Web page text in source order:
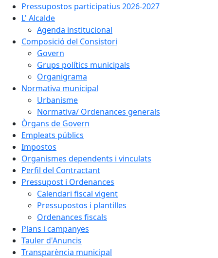
Pressupostos participatius 2026-2027
L' Alcalde
Agenda institucional
Composició del Consistori
Govern
Grups polítics municipals
Organigrama
Normativa municipal
Urbanisme
Normativa/ Ordenances generals
Òrgans de Govern
Empleats públics
Impostos
Organismes dependents i vinculats
Perfil del Contractant
Pressupost i Ordenances
Calendari fiscal vigent
Pressupostos i plantilles
Ordenances fiscals
Plans i campanyes
Tauler d'Anuncis
Transparència municipal